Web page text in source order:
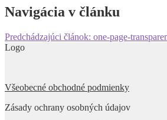
Navigácia v článku
Predchádzajúci článok: one-page-
Logo
Všeobecné obchodné podmienky
Zásady ochrany osobných údajov